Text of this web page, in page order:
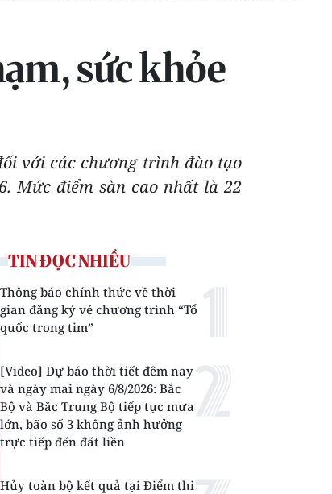
sức khỏe
với các chương trình đào tạo
Mức điểm sàn cao nhất là 22
TIN ĐỌC NHIỀU
Thông báo chính thức về thời
gian đăng ký vé chương trình “Tổ
quốc trong tim”
[Video] Dự báo thời tiết đêm nay
và ngày mai ngày 6/8/2026: Bắc
Bộ và Bắc Trung Bộ tiếp tục mưa
lớn, bão số 3 không ảnh hưởng
trực tiếp đến đất liền
Hủy toàn bộ kết quả tại Điểm thi